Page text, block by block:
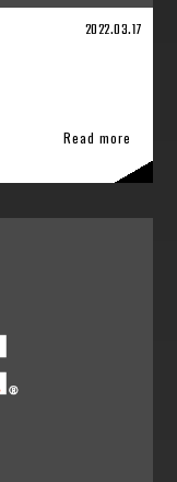
2022.03.17
Read more